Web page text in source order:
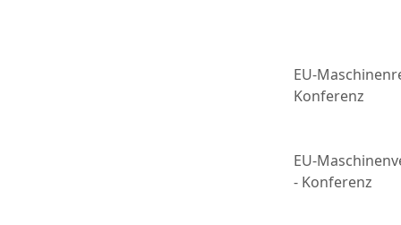
EU-
Konferenz
EU-
- Konferenz